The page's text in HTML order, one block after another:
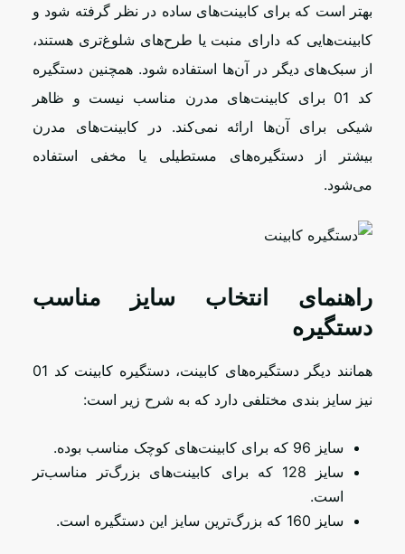
بهتر است که برای کابینت‌های ساده در نظر گرفته شود و
کابینت‌هایی که دارای منبت یا طرح‌های شلوغ‌تری هستند،
از سبک‌های دیگر در آن‌ها استفاده شود. همچنین دستگیره
کد 01 برای کابینت‌های مدرن مناسب نیست و ظاهر
شیکی برای آن‌ها ارائه نمی‌کند. در کابینت‌های مدرن
بیشتر از دستگیره‌های مستطیلی یا مخفی استفاده
می‌شود.
راهنمای انتخاب سایز مناسب
دستگیره
همانند دیگر دستگیره‌های کابینت، دستگیره کابینت کد 01
نیز سایز بندی مختلفی دارد که به شرح زیر است:
سایز 96 که برای کابینت‌های کوچک مناسب بوده.
سایز 128 که برای کابینت‌های بزرگ‌تر مناسب‌تر
است.
سایز 160 که بزرگ‌ترین سایز این دستگیره است.